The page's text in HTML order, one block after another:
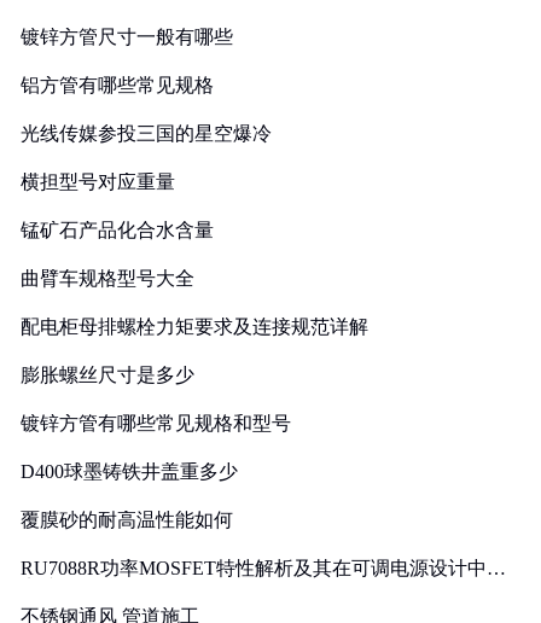
镀锌方管尺寸一般有哪些
铝方管有哪些常见规格
光线传媒参投三国的星空爆冷
横担型号对应重量
锰矿石产品化合水含量
曲臂车规格型号大全
配电柜母排螺栓力矩要求及连接规范详解
膨胀螺丝尺寸是多少
镀锌方管有哪些常见规格和型号
D400球墨铸铁井盖重多少
覆膜砂的耐高温性能如何
RU7088R功率MOSFET特性解析及其在可调电源设计中的
不锈钢通风 管道施工